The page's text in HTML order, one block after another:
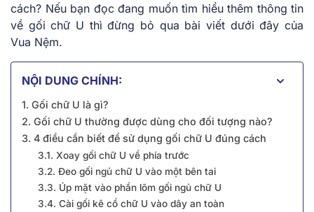
cách? Nếu bạn đọc đang muốn tìm hiểu thêm thông tin
về gối chữ U thì đừng bỏ qua bài viết dưới đây của
Vua Nệm.
NỘI DUNG CHÍNH:
1. Gối chữ U là gì?
2. Gối chữ U thường được dùng cho đối tượng nào?
3. 4 điều cần biết để sử dụng gối chữ U đúng cách
3.1. Xoay gối chữ U về phía trước
3.2. Đeo gối ngủ chữ U vào một bên tai
3.3. Úp mặt vào phần lõm gối ngủ chữ U
3.4. Cài gối kê cổ chữ U vào dây an toàn